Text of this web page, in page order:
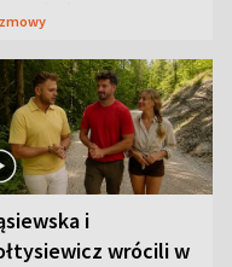
i
wrócili w